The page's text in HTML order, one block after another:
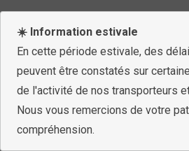
☀️ Information estivale
En cette période estivale, des
peuvent être constatés sur
de l'activité de nos transporteurs
Nous vous remercions de votre
compréhension.